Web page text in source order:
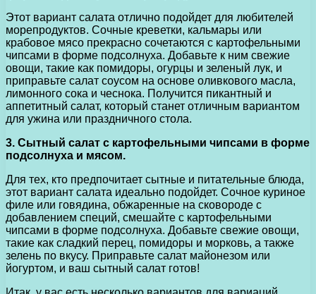
Этот вариант салата отлично подойдет для любителей
морепродуктов. Сочные креветки, кальмары или
крабовое мясо прекрасно сочетаются с картофельными
чипсами в форме подсолнуха. Добавьте к ним свежие
овощи, такие как помидоры, огурцы и зеленый лук, и
приправьте салат соусом на основе оливкового масла,
лимонного сока и чеснока. Получится пикантный и
аппетитный салат, который станет отличным вариантом
для ужина или праздничного стола.
3. Сытный салат с картофельными чипсами в форме
подсолнуха и мясом.
Для тех, кто предпочитает сытные и питательные блюда,
этот вариант салата идеально подойдет. Сочное куриное
филе или говядина, обжаренные на сковороде с
добавлением специй, смешайте с картофельными
чипсами в форме подсолнуха. Добавьте свежие овощи,
такие как сладкий перец, помидоры и морковь, а также
зелень по вкусу. Приправьте салат майонезом или
йогуртом, и ваш сытный салат готов!